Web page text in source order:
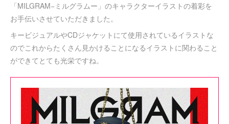
「MILGRAM−ミルグラムー」のキャラクターイラストの着彩を
お手伝いさせていただきました。
キービジュアルやCDジャケットにて使用されているイラストな
のでこれからたくさん見かけることになるイラストに関わること
ができてとても光栄ですね。